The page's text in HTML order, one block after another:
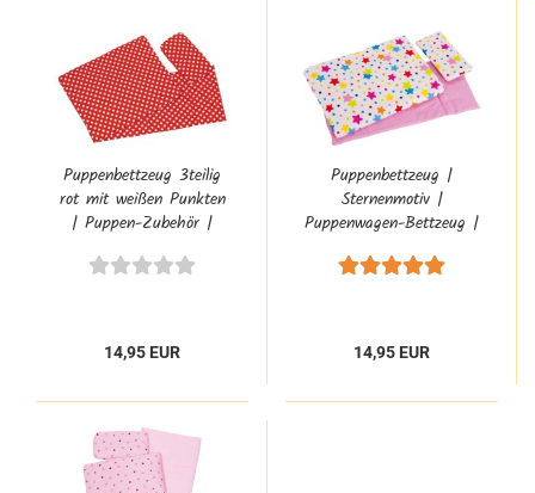
Puppenbettzeug 3teilig
rot mit weißen Punkten
| Puppen-Zubehör |
14,95 EUR
Puppenbettzeug |
Sternenmotiv |
Puppenwagen-Bettzeug |
14,95 EUR